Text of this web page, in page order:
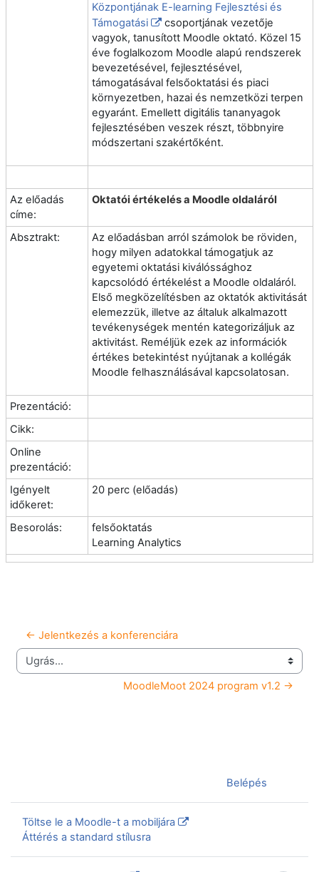
Központjának E-learning Fejlesztési és
Támogatási
csoportjának vezetője
vagyok, tanusított Moodle oktató. Közel 15
éve foglalkozom Moodle alapú rendszerek
bevezetésével, fejlesztésével,
támogatásával felsőoktatási és piaci
környezetben, hazai és nemzetközi terpen
egyaránt. Emellett digitális tananyagok
fejlesztésében veszek részt, többnyire
módszertani szakértőként.
Az előadás
címe:
Oktatói értékelés a Moodle oldaláról
Absztrakt:
Az előadásban arról számolok be röviden,
hogy milyen adatokkal támogatjuk az
egyetemi oktatási kiválóssághoz
kapcsolódó értékelést a Moodle oldaláról.
Első megközelítésben az oktatók aktivitását
elemezzük, illetve az általuk alkalmazott
tevékenységek mentén kategorizáljuk az
aktivitást. Reméljük ezek az információk
értékes betekintést nyújtanak a kollégák
Moodle felhasználásával kapcsolatosan.
Prezentáció:
Cikk:
Online
prezentáció:
Igényelt
időkeret:
20 perc (előadás)
Besorolás:
felsőoktatás
Learning Analytics
← Jelentkezés a konferenciára
Ugrás...
MoodleMoot 2024 program v1.2 →
Belépés
Töltse le a Moodle-t a mobiljára
Áttérés a standard stílusra